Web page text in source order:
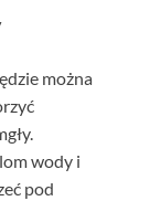
można
wody i
pod